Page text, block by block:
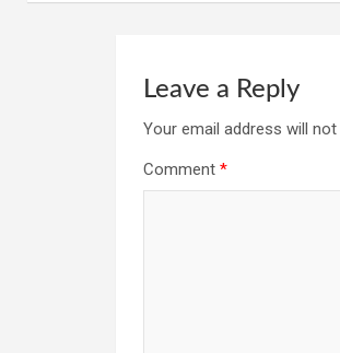
Leave a Reply
Your email address will not
Comment *